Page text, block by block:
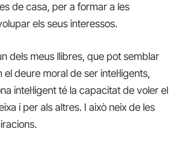
de casa, per a formar a les
els seus interessos.
dels meus llibres, que pot semblar
deure moral de ser intel·ligents,
intel·ligent té la capacitat de voler el
i per als altres. I això neix de les